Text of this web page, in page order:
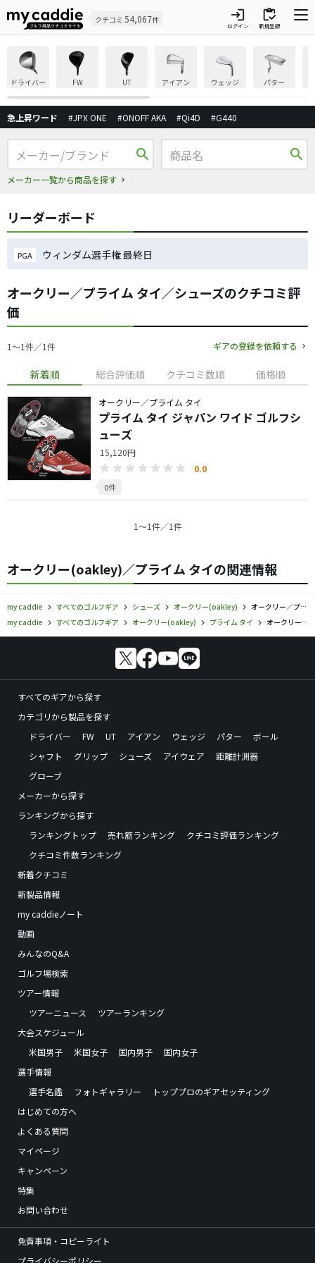
クチコミ 54,067件 login
ログイン
inventory
新規登録
ドライバー FW UT アイアン ウェッジ パター
急上昇ワード #JPX ONE #ONOFF AKA #Qi4D #G440
search
メーカー一覧から商品を探す
search
リーダーボード
PGA ウィンダム選手権 最終日
オークリー／プライム タイ／シューズのクチコミ評
価
1〜1件／1件 ギアの登録を依頼する
新着順 総合評価順 クチコミ数順 価格順
オークリー／プライム タイ
プライム タイ ジャパン ワイド ゴルフシ
ューズ
15,120円
0.0
0件
1〜1件／1件
オークリー(oakley)／プライム タイの関連情報
my caddie すべてのゴルフギア シューズ オークリー(oakley)
オークリー／プライム タイ／シューズの口コミ評価
my caddie
すべてのゴルフギア オークリー(oakley) プライム タイ オークリー／プライム タイ／シューズの口コミ評価
すべてのギアから探す
カテゴリから製品を探す
ドライバー
FW UT アイアン ウェッジ パター
ボール
シャフト
グリップ シューズ アイウェア
距離計測器
グローブ
メーカーから探す
ランキングから探す
ランキングトップ
売れ筋ランキング
クチコミ評価ランキング
クチコミ件数ランキング
新着クチコミ
新製品情報
my caddieノート
動画
みんなのQ&A
ゴルフ場検索
ツアー情報
ツアーニュース
ツアーランキング
大会スケジュール
米国男子
米国女子 国内男子
国内女子
選手情報
選手名鑑
フォトギャラリー
トッププロのギアセッティング
はじめての方へ
よくある質問
マイページ
キャンペーン
特集
お問い合わせ
免責事項・コピーライト
プライバシーポリシー